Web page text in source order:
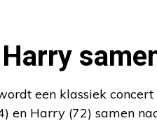
een klassiek concert
en Harry (72) samen